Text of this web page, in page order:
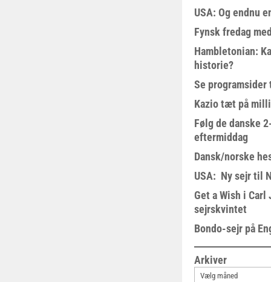
USA: Og endnu
Fynsk fredag
Hambletonian:
historie?
Se
Kazio tæt på
Følg de danske
eftermiddag
Dansk/norske
USA: Ny sejr til
Get a Wish i Carl
sejrskvintet
Bondo-sejr på
Arkiver